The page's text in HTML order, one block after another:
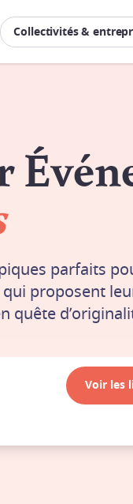
Collectivités &
parfaits
proposent
quête
Voir les